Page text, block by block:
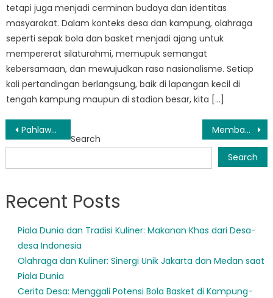
tetapi juga menjadi cerminan budaya dan identitas
masyarakat. Dalam konteks desa dan kampung, olahraga
seperti sepak bola dan basket menjadi ajang untuk
mempererat silaturahmi, memupuk semangat
kebersamaan, dan mewujudkan rasa nasionalisme. Setiap
kali pertandingan berlangsung, baik di lapangan kecil di
tengah kampung maupun di stadion besar, kita […]
Post
navigation
Pahlawan Tanpa Tanda Jasa BPBD Mapanget: Melindungi Masyarakat dari Bahaya Membangun Masa Depan yang Lebih Aman: Pekerjaan Berkelanjutan BPBD di Bunaken Kepulauan
Search
Search
Recent Posts
Piala Dunia dan Tradisi Kuliner: Makanan Khas dari Desa-
desa Indonesia
Olahraga dan Kuliner: Sinergi Unik Jakarta dan Medan saat
Piala Dunia
Cerita Desa: Menggali Potensi Bola Basket di Kampung-